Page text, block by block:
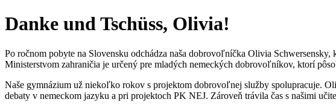
Danke und Tschüss, Olivia!
Po ročnom pobyte na Slovensku odchádza naša dobrovoľníčka Olivia
Ministerstvom zahraničia je určený pre mladých nemeckých dobrovoľníkov, ktorí
Naše gymnázium už niekoľko rokov s projektom dobrovoľnej služby spolupracuje.
debaty v nemeckom jazyku a pri projektoch PK NEJ. Zároveň trávila čas s našimi